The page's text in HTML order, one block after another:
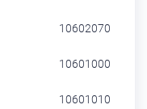
10602070
10601000
10601010